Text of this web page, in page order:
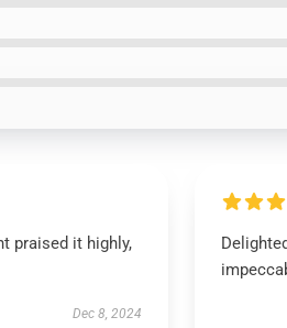
praised it highly,
Dec 8, 2024